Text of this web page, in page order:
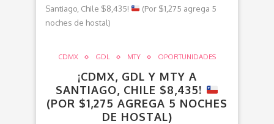
Santiago, Chile $8,435!
(Por $1,275 agrega 5
noches de hostal)
CDMX GDL MTY OPORTUNIDADES
¡CDMX, GDL Y MTY A
SANTIAGO, CHILE $8,435!
(POR $1,275 AGREGA 5 NOCHES
DE HOSTAL)